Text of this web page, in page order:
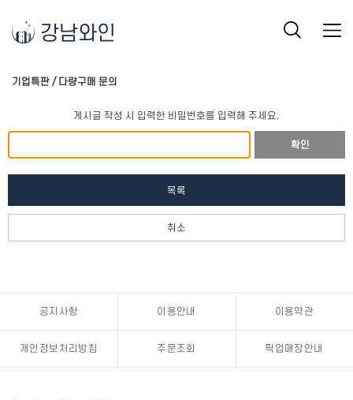
강남와인
기업특판 / 다량구매 문의
게시글 작성 시 입력한 비밀번호를 입력해 주세요.
확인
목록
취소
공지사항 이용안내 이용약관
개인정보처리방침 주문조회 픽업매장안내